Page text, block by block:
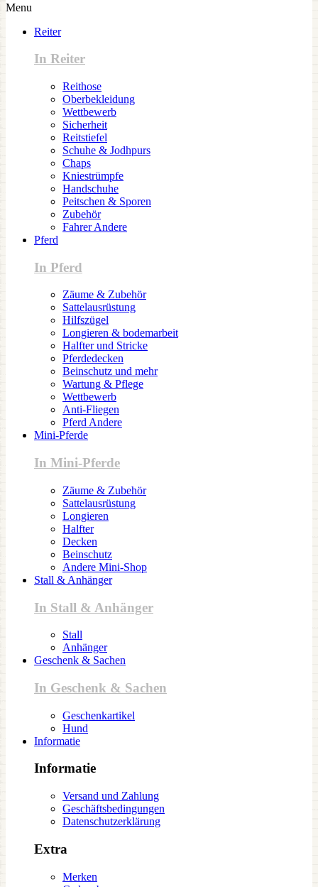
Menu
Reiter
In Reiter
Reithose
Oberbekleidung
Wettbewerb
Sicherheit
Reitstiefel
Schuhe & Jodhpurs
Chaps
Kniestrümpfe
Handschuhe
Peitschen & Sporen
Zubehör
Fahrer Andere
Pferd
In Pferd
Zäume & Zubehör
Sattelausrüstung
Hilfszügel
Longieren & bodemarbeit
Halfter und Stricke
Pferdedecken
Beinschutz und mehr
Wartung & Pflege
Wettbewerb
Anti-Fliegen
Pferd Andere
Mini-Pferde
In Mini-Pferde
Zäume & Zubehör
Sattelausrüstung
Longieren
Halfter
Decken
Beinschutz
Andere Mini-Shop
Stall & Anhänger
In Stall & Anhänger
Stall
Anhänger
Geschenk & Sachen
In Geschenk & Sachen
Geschenkartikel
Hund
Informatie
Informatie
Versand und Zahlung
Geschäftsbedingungen
Datenschutzerklärung
Extra
Merken